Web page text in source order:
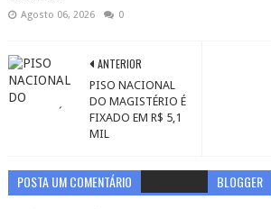
Agosto 06, 2026 0
ANTERIOR
PISO NACIONAL
DO MAGISTÉRIO É
FIXADO EM R$ 5,1
MIL
POSTA UM COMENTÁRIO BLOGGER